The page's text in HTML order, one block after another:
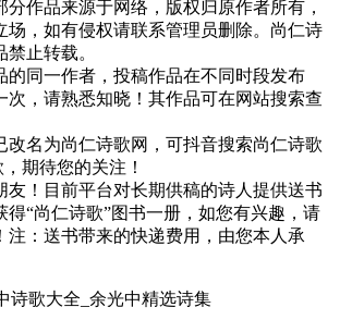
分作品来源于网络，版权归原作者所有，
场，如有侵权请联系管理员删除。尚仁诗
止转载。
的同一作者，投稿作品在不同时段发布
次，请熟悉知晓！其作品可在网站搜索查
改名为尚仁诗歌网，可抖音搜索尚仁诗歌
期待您的关注！
友！目前平台对长期供稿的诗人提供送书
得“尚仁诗歌”图书一册，如您有兴趣，请
注：送书带来的快递费用，由您本人承
诗歌大全_余光中精选诗集